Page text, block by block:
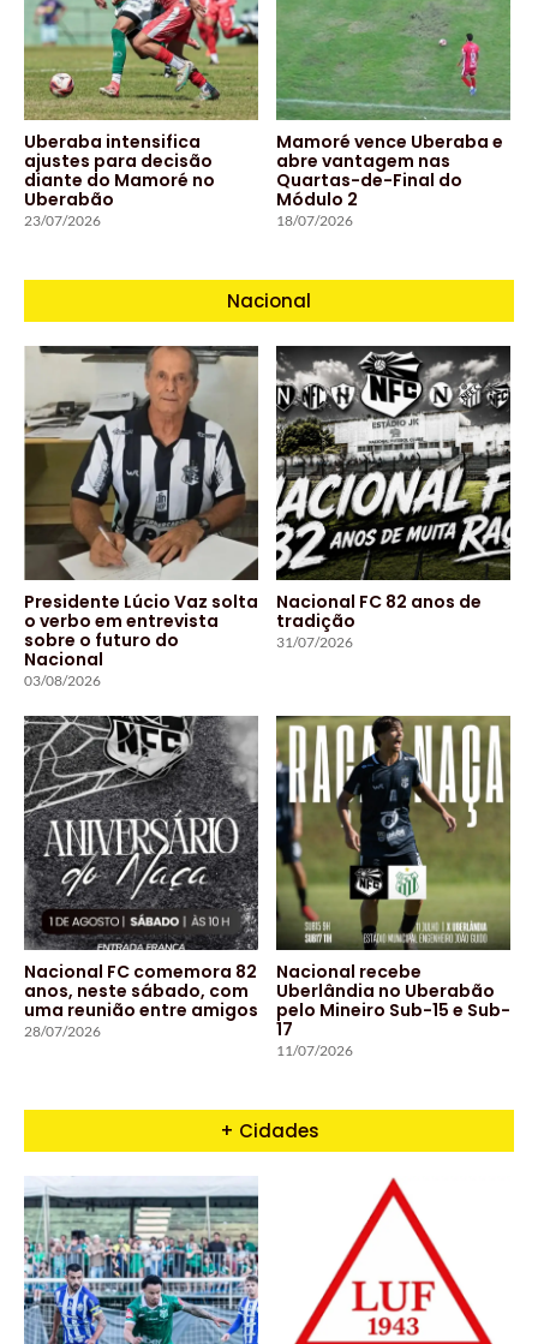
Uberaba intensifica
ajustes para decisão
diante do Mamoré no
Uberabão
23/07/2026
Mamoré vence Uberaba e
abre vantagem nas
Quartas-de-Final do
Módulo 2
18/07/2026
Nacional
Presidente Lúcio Vaz solta
o verbo em entrevista
sobre o futuro do
Nacional
03/08/2026
Nacional FC 82 anos de
tradição
31/07/2026
Nacional FC comemora 82
anos, neste sábado, com
uma reunião entre amigos
28/07/2026
Nacional recebe
Uberlândia no Uberabão
pelo Mineiro Sub-15 e Sub-
17
11/07/2026
+ Cidades